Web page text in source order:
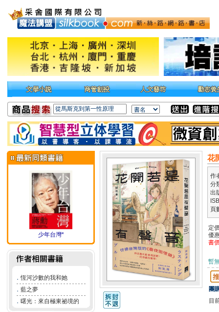
少年台灣*
．恆河沙數的我和她
． 藍之夢
． 曙光：來自極東祕境的
花
作
分
出
頁
定
優
書
暫
團
目